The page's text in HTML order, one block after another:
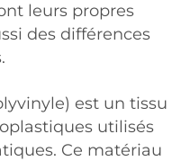
leurs propres
des différences
est un tissu
utilisés
Ce matériau